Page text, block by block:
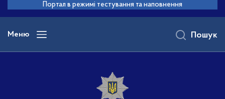
основного
вмісту
Портал в режимі тестування та наповнення
Меню Пошук